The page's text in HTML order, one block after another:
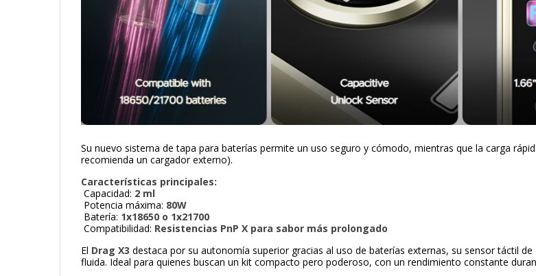
Su nuevo sistema de tapa para baterías permite un uso seguro y cómodo, mientras que la carga
recomienda un cargador externo).
Características principales:
Capacidad: 2 ml
Potencia máxima: 80W
Batería: 1x18650 o 1x21700
Compatibilidad: Resistencias PnP X para sabor más prolongado
El Drag X3 destaca por su autonomía superior gracias al uso de baterías externas, su sensor táctil
fluida. Ideal para quienes buscan un kit compacto pero poderoso, con un rendimiento constante